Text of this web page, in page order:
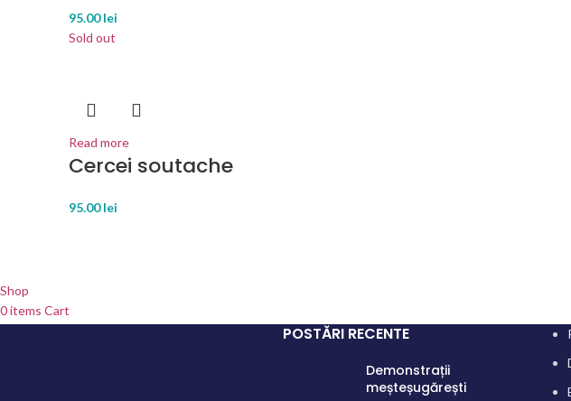
95.00lei
Sold out
Read more
Cercei soutache
95.00lei
POSTĂRI RECENTE
Demonstrații
meșteșugărești
Shop
0items Cart